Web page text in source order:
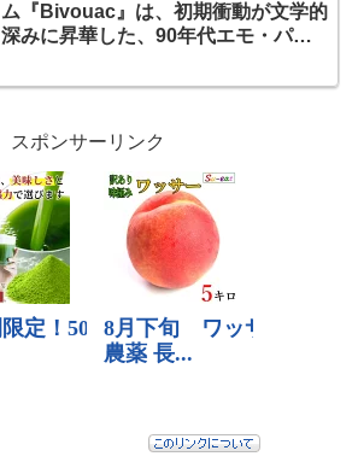
ム『Bivouac』は、初期衝動が文学的
深みに昇華した、90年代エモ・パン
ブレイク・シュワルツェンバックの魂
ディック・ハードコア／エモの道標と
なった
スポンサーリンク